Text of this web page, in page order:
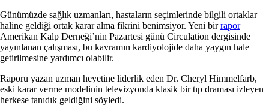
Günümüzde sağlık uzmanları, hastaların seçimlerinde bilgili ortaklar
haline geldiği ortak karar alma fikrini benimsiyor. Yeni birrapor
Amerikan Kalp Derneği’nin Pazartesi günü Circulation dergisinde
yayınlanan çalışması, bu kavramın kardiyolojide daha yaygın hale
getirilmesine yardımcı olabilir.
Raporu yazan uzman heyetine liderlik eden Dr. Cheryl Himmelfarb,
eski karar verme modelinin televizyonda klasik bir tıp draması izleyen
herkese tanıdık geldiğini söyledi.